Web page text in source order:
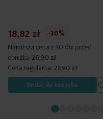
do listy życzeń
18,82 zł
-30%
Najniższa cena z 30 dni przed
obniżką: 26,90 zł
Cena regularna: 26,90 zł
Dodaj do koszyka